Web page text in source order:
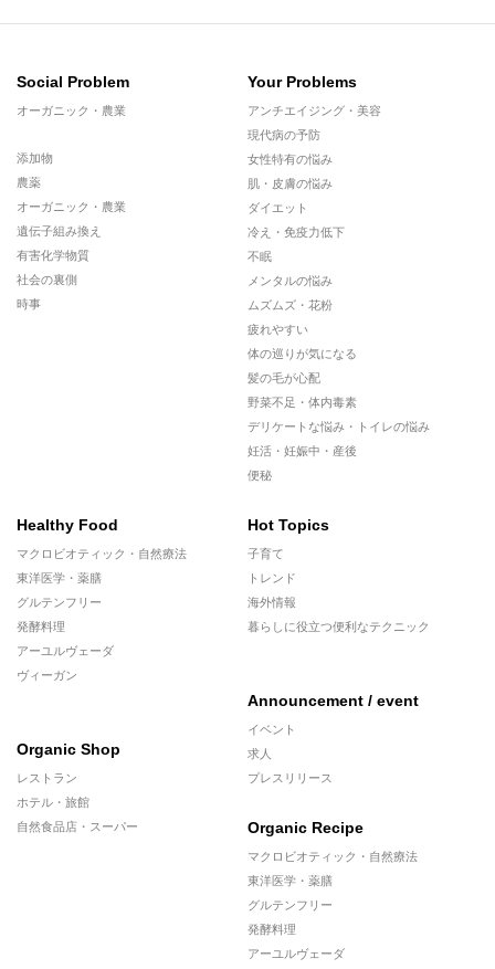
Social Problem
オーガニック・農業
添加物
農薬
オーガニック・農業
遺伝子組み換え
有害化学物質
社会の裏側
時事
Your Problems
アンチエイジング・美容
現代病の予防
女性特有の悩み
肌・皮膚の悩み
ダイエット
冷え・免疫力低下
不眠
メンタルの悩み
ムズムズ・花粉
疲れやすい
体の巡りが気になる
髪の毛が心配
野菜不足・体内毒素
デリケートな悩み・トイレの悩み
妊活・妊娠中・産後
便秘
Healthy Food
マクロビオティック・自然療法
東洋医学・薬膳
グルテンフリー
発酵料理
アーユルヴェーダ
ヴィーガン
Organic Shop
レストラン
ホテル・旅館
自然食品店・スーパー
Hot Topics
子育て
トレンド
海外情報
暮らしに役立つ便利なテクニック
Announcement / event
イベント
求人
プレスリリース
Organic Recipe
マクロビオティック・自然療法
東洋医学・薬膳
グルテンフリー
発酵料理
アーユルヴェーダ